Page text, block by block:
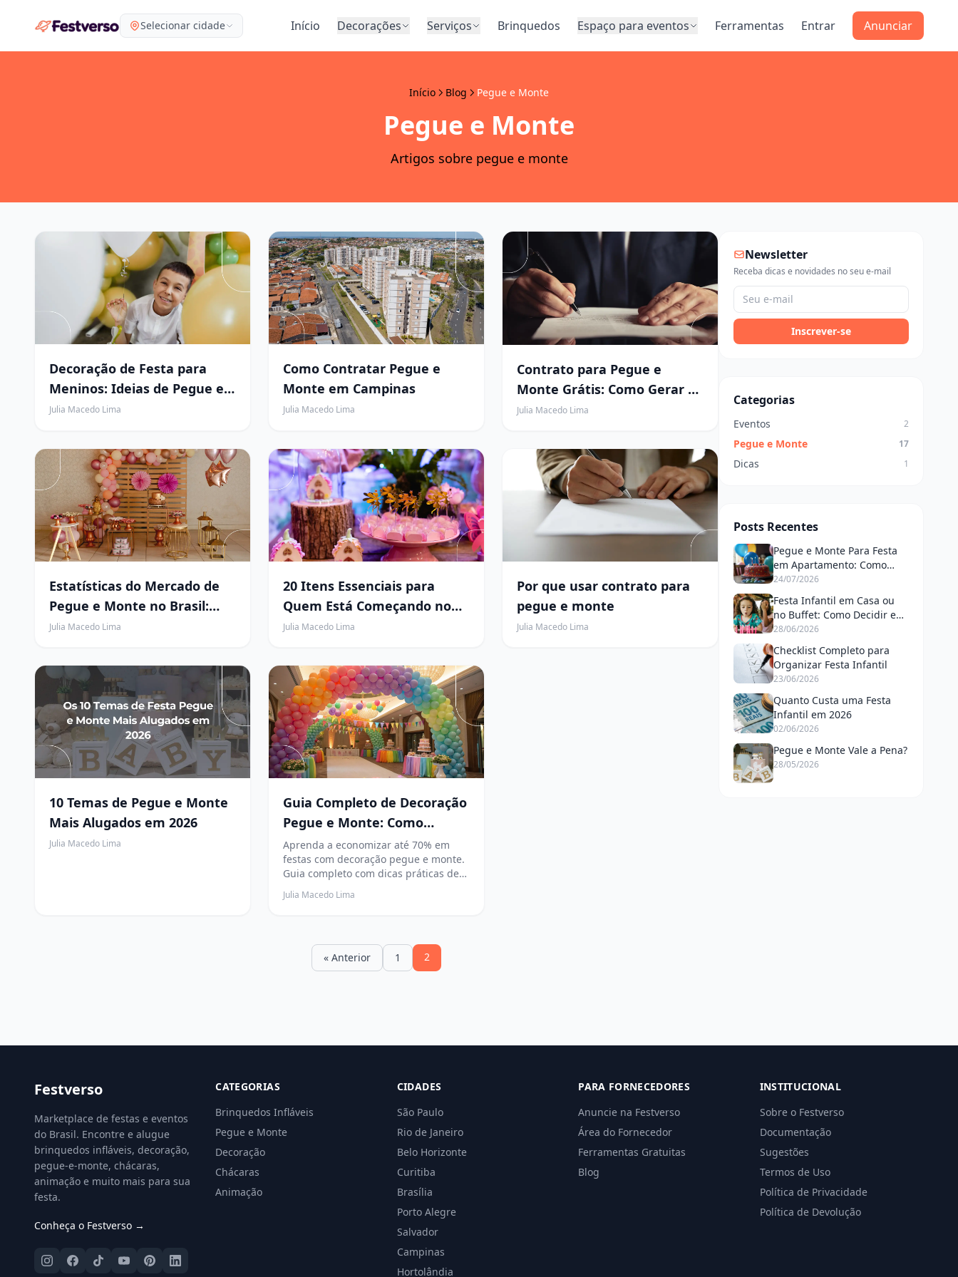
Selecionar cidade Início Decorações Serviços Brinquedos Espaço para eventos Ferramentas Entrar Anunciar
Início Blog Pegue e Monte
Pegue e Monte
Artigos sobre pegue e monte
Decoração de Festa para
Meninos: Ideias de Pegue e
Monte Para Inspirar o
Julia Macedo Lima
Como Contratar Pegue e
Monte em Campinas
Julia Macedo Lima
Contrato para Pegue e
Monte Grátis: Como Gerar o
Seu em Minutos e Proteger
Julia Macedo Lima
Estatísticas do Mercado de
Pegue e Monte no Brasil:
Dados e Tendências 2026
Julia Macedo Lima
20 Itens Essenciais para
Quem Está Começando no
Pegue e Monte
Julia Macedo Lima
Por que usar contrato para
pegue e monte
Julia Macedo Lima
10 Temas de Pegue e Monte
Mais Alugados em 2026
Julia Macedo Lima
Guia Completo de Decoração
Pegue e Monte: Como
Economizar e Personalizar
sua Festa
Aprenda a economizar até 70% em
festas com decoração pegue e monte.
Guia completo com dicas práticas de
montagem e personalização.
Julia Macedo Lima
« Anterior 1 2
Newsletter
Receba dicas e novidades no seu e-mail
Inscrever-se
Categorias
Eventos 2
Pegue e Monte 17
Dicas 1
Posts Recentes
Pegue e Monte Para Festa
em Apartamento: Como
Decorar Sem Complicação e
Com Resultado Profissional
24/07/2026
Festa Infantil em Casa ou
no Buffet: Como Decidir e
Qual a Melhor Opção Para o
Seu Orçamento
28/06/2026
Checklist Completo para
Organizar Festa Infantil
23/06/2026
Quanto Custa uma Festa
Infantil em 2026
02/06/2026
Pegue e Monte Vale a Pena?
28/05/2026
Festverso
Marketplace de festas e eventos
do Brasil. Encontre e alugue
brinquedos infláveis, decoração,
pegue-e-monte, chácaras,
animação e muito mais para sua
festa.
Conheça o Festverso →
CATEGORIAS
Brinquedos Infláveis
Pegue e Monte
Decoração
Chácaras
Animação
CIDADES
São Paulo
Rio de Janeiro
Belo Horizonte
Curitiba
Brasília
Porto Alegre
Salvador
Campinas
Hortolândia
PARA FORNECEDORES
Anuncie na Festverso
Área do Fornecedor
Ferramentas Gratuitas
Blog
INSTITUCIONAL
Sobre o Festverso
Documentação
Sugestões
Termos de Uso
Política de Privacidade
Política de Devolução